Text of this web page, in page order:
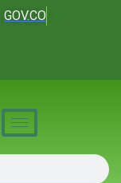
GOV.CO